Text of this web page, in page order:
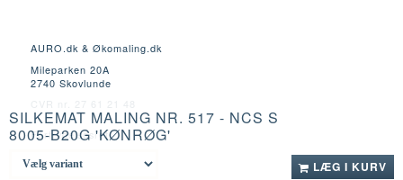
AURO.dk & Økomaling.dk
Mileparken 20A
2740 Skovlunde
Fortrydelsesret
SILKEMAT MALING NR. 517 - NCS S
8005-B20G 'KØNRØG'
LÆG I KURV